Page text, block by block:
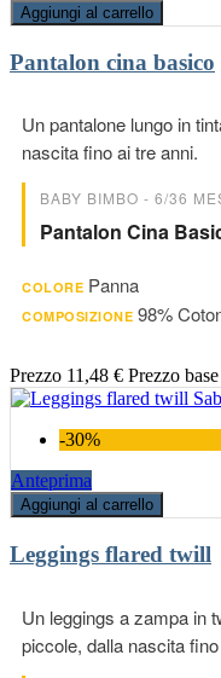
Aggiungi al carrello
Pantalon cina basico
Un pantalone lungo in
nascita fino ai tre anni.
BABY BIMBO - 6/36
Pantalon Cina
COLORE Panna
COMPOSIZIONE 98%
Prezzo 11,48 € Prezzo base
-30%
Anteprima
Aggiungi al carrello
Leggings flared twill
Un leggings a zampa in
piccole, dalla nascita